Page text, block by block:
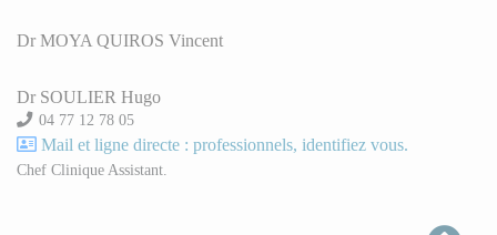
Dr MOYA QUIROS Vincent
Dr SOULIER Hugo
04 77 12 78 05
Mail et ligne directe : professionnels, identifiez vous.
Chef Clinique Assistant.